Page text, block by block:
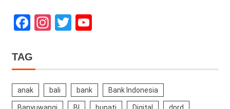
Facebook
Instagram
TwitterYouTube
TAG
anak bali bank Bank Indonesia